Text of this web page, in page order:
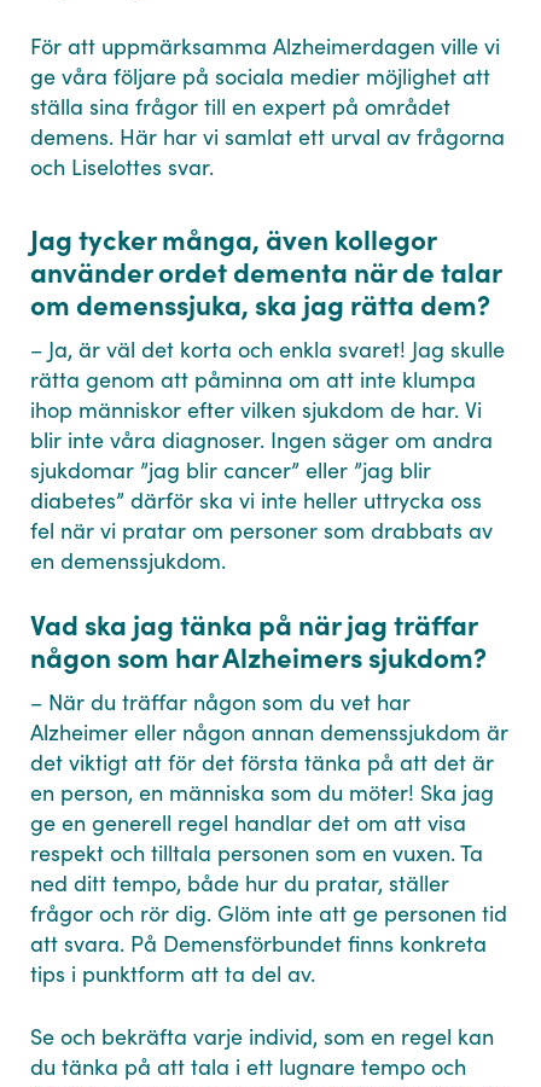
För att uppmärksamma Alzheimerdagen ville vi
ge våra följare på sociala medier möjlighet att
ställa sina frågor till en expert på området
demens. Här har vi samlat ett urval av frågorna
och Liselottes svar.
Jag tycker många, även kollegor
använder ordet dementa när de talar
om demenssjuka, ska jag rätta dem?
– Ja, är väl det korta och enkla svaret! Jag skulle
rätta genom att påminna om att inte klumpa
ihop människor efter vilken sjukdom de har. Vi
blir inte våra diagnoser. Ingen säger om andra
sjukdomar ”jag blir cancer” eller ”jag blir
diabetes” därför ska vi inte heller uttrycka oss
fel när vi pratar om personer som drabbats av
en demenssjukdom.
Vad ska jag tänka på när jag träffar
någon som har Alzheimers sjukdom?
– När du träffar någon som du vet har
Alzheimer eller någon annan demenssjukdom är
det viktigt att för det första tänka på att det är
en person, en människa som du möter! Ska jag
ge en generell regel handlar det om att visa
respekt och tilltala personen som en vuxen. Ta
ned ditt tempo, både hur du pratar, ställer
frågor och rör dig. Glöm inte att ge personen tid
att svara. På Demensförbundet finns konkreta
tips i punktform att ta del av.
Se och bekräfta varje individ, som en regel kan
du tänka på att tala i ett lugnare tempo och